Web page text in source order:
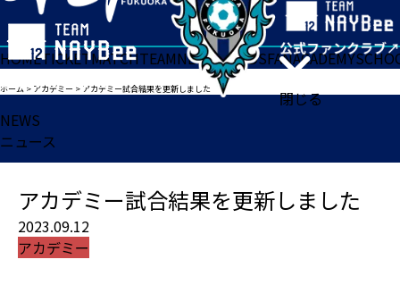
閉じる
HOMETICKETMATCHTEAMNEWSGOODSFANACADEMY
ホーム > アカデミー > アカデミー試合結果を更新しました
NEWS
ニュース
アカデミー試合結果を更新しました
2023.09.12
アカデミー